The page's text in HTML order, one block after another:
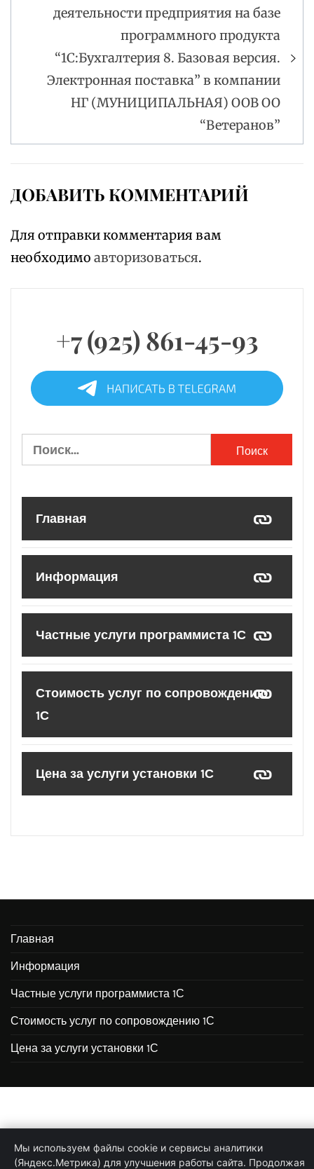
деятельности предприятия на базе
программного продукта
“1С:Бухгалтерия 8. Базовая версия.
Электронная поставка” в компании
НГ (МУНИЦИПАЛЬНАЯ) ООВ ОО
“Ветеранов”
ДОБАВИТЬ КОММЕНТАРИЙ
Для отправки комментария вам
необходимо авторизоваться.
+7 (925) 861-45-93
Найти:
Главная
Информация
Частные услуги программиста 1С
Стоимость услуг по сопровождению
1С
Цена за услуги установки 1С
Главная
Информация
Частные услуги программиста 1С
Стоимость услуг по сопровождению 1С
Цена за услуги установки 1С
Мы используем файлы cookie и сервисы аналитики
(Яндекс.Метрика) для улучшения работы сайта. Продолжая